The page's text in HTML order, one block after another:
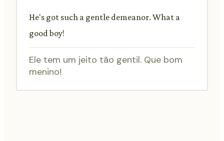
He's got such a gentle demeanor. What a
good boy!
Ele tem um jeito tão gentil. Que bom
menino!